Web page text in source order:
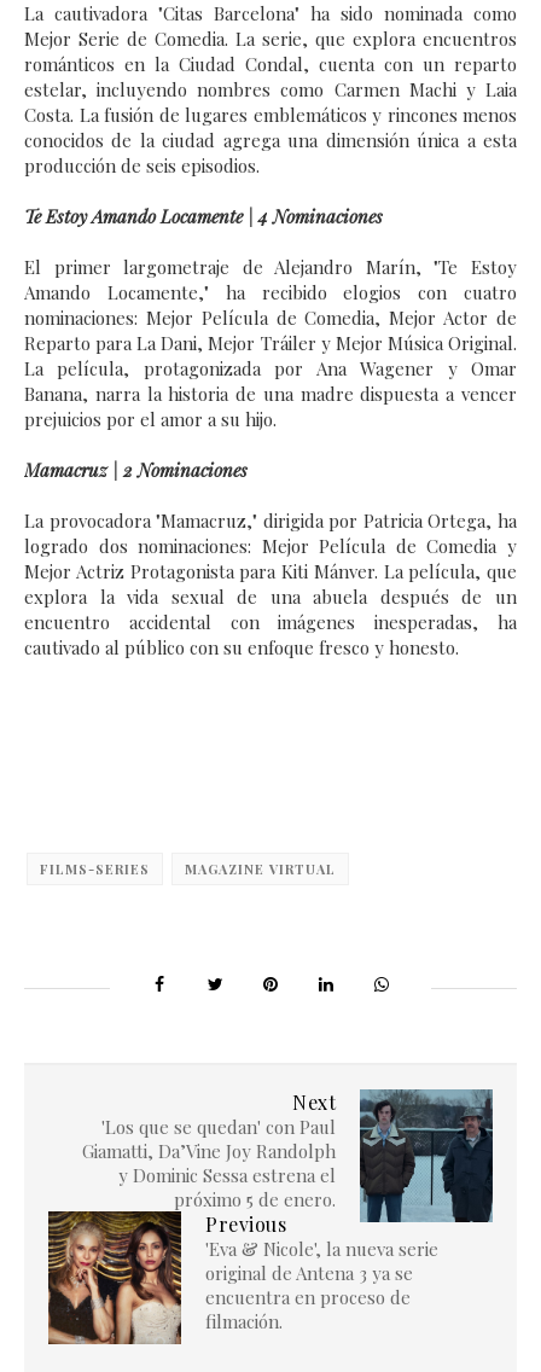
La cautivadora "Citas Barcelona" ha sido nominada como
Mejor Serie de Comedia. La serie, que explora encuentros
románticos en la Ciudad Condal, cuenta con un reparto
estelar, incluyendo nombres como Carmen Machi y Laia
Costa. La fusión de lugares emblemáticos y rincones menos
conocidos de la ciudad agrega una dimensión única a esta
producción de seis episodios.
Te Estoy Amando Locamente | 4 Nominaciones
El primer largometraje de Alejandro Marín, "Te Estoy
Amando Locamente," ha recibido elogios con cuatro
nominaciones: Mejor Película de Comedia, Mejor Actor de
Reparto para La Dani, Mejor Tráiler y Mejor Música Original.
La película, protagonizada por Ana Wagener y Omar
Banana, narra la historia de una madre dispuesta a vencer
prejuicios por el amor a su hijo.
Mamacruz | 2 Nominaciones
La provocadora "Mamacruz," dirigida por Patricia Ortega, ha
logrado dos nominaciones: Mejor Película de Comedia y
Mejor Actriz Protagonista para Kiti Mánver. La película, que
explora la vida sexual de una abuela después de un
encuentro accidental con imágenes inesperadas, ha
cautivado al público con su enfoque fresco y honesto.
FILMS-SERIES MAGAZINE VIRTUAL
Next
'Los que se quedan' con Paul
Giamatti, Da’Vine Joy Randolph
y Dominic Sessa estrena el
próximo 5 de enero.
Previous
'Eva & Nicole', la nueva serie
original de Antena 3 ya se
encuentra en proceso de
filmación.